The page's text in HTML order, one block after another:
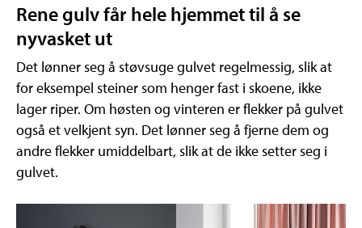
Rene gulv får hele hjemmet til å se
nyvasket ut
Det lønner seg å støvsuge gulvet regelmessig, slik at
for eksempel steiner som henger fast i skoene, ikke
lager riper. Om høsten og vinteren er flekker på gulvet
også et velkjent syn. Det lønner seg å fjerne dem og
andre flekker umiddelbart, slik at de ikke setter seg i
gulvet.